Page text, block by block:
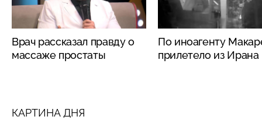
Врач рассказал правду о
массаже простаты
По иноагенту
прилетело из Ирана
КАРТИНА ДНЯ